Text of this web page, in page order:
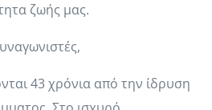
ζωής μας.
43 χρόνια από την ίδρυση